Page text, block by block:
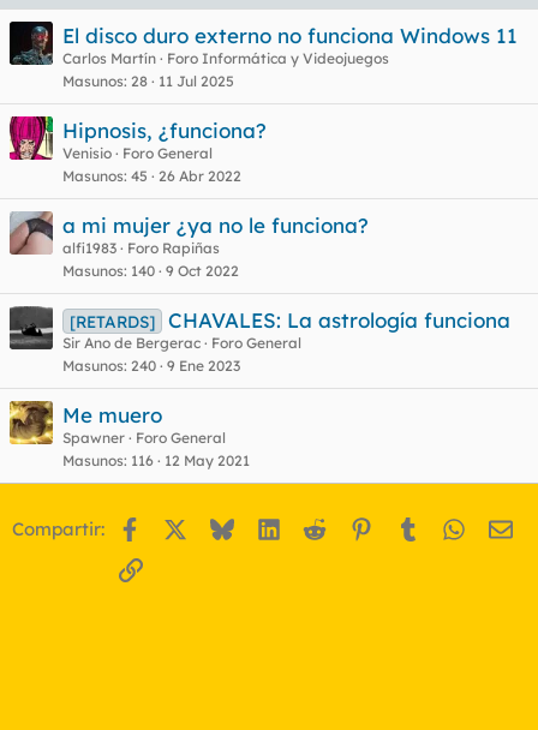
El disco duro externo no funciona Windows 11
Carlos Martín
Foro Informática y Videojuegos
Masunos 28 11 Jul 2025
Hipnosis, ¿funciona?
Venisio
Foro General
Masunos 45 26 Abr 2022
a mi mujer ¿ya no le funciona?
alfi1983
Foro Rapiñas
Masunos 140 9 Oct 2022
[RETARDS] CHAVALES: La astrología funciona
Sir Ano de Bergerac
Foro General
Masunos 240 9 Ene 2023
Me muero
Spawner
Foro General
Masunos 116 12 May 2021
Compartir: Facebook BlueskyLinkedIn
Reddit Pinterest
Tumblr
Enlace